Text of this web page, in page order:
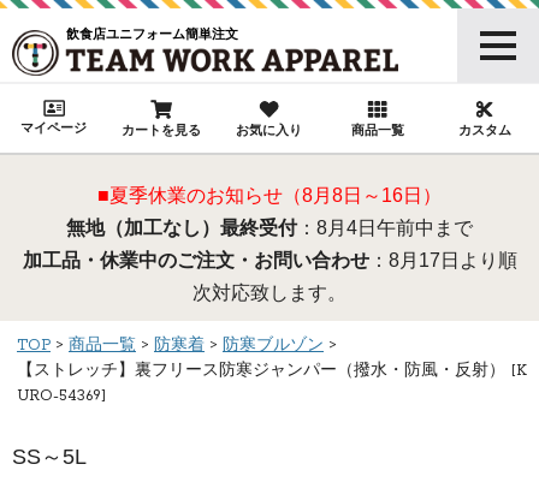
飲食店ユニフォーム簡単注文
マイページ カートを見る お気に入り 商品一覧 カスタム
■夏季休業のお知らせ（8月8日～16日）
無地（加工なし）最終受付：8月4日午前中まで
加工品・休業中のご注文・お問い合わせ：8月17日より順
次対応致します。
TOP 商品一覧 防寒着
防寒ブルゾン
【ストレッチ】裏フリース防寒ジャンパー（撥水・防風・反射） [K
URO-54369]
SS～5L